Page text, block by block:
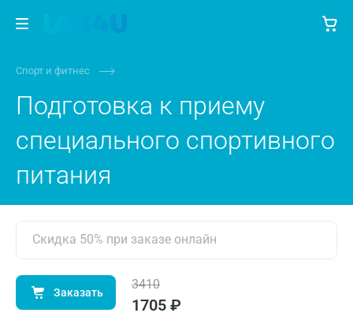
Спорт и фитнес
Подготовка к приему
специального спортивного
питания
Скидка 50% при заказе онлайн
Заказать
3410
1705 ₽